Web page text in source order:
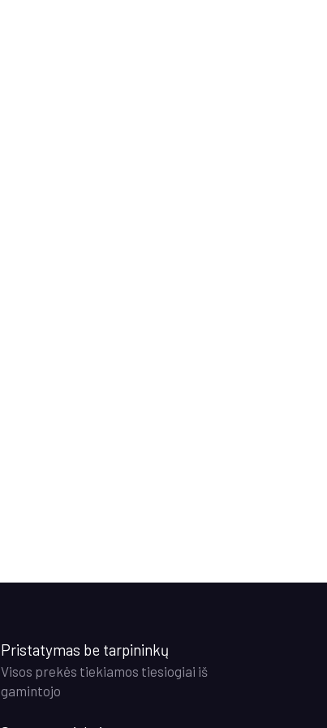
Pristatymas be tarpininkų
Visos prekės tiekiamos tiesiogiai iš
gamintojo